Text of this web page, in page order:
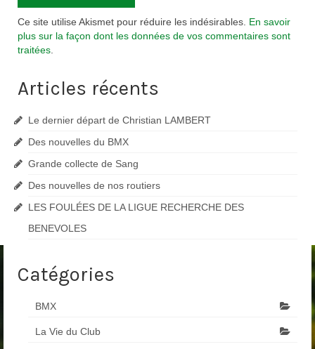
Ce site utilise Akismet pour réduire les indésirables. En savoir
plus sur la façon dont les données de vos commentaires sont
traitées
Articles récents
Le dernier départ de Christian LAMBERT
Des nouvelles du BMX
Grande collecte de Sang
Des nouvelles de nos routiers
LES FOULÉES DE LA LIGUE RECHERCHE DES
BENEVOLES
Catégories
BMX
La Vie du Club